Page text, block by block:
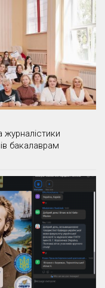
журналістики
бакалаврам